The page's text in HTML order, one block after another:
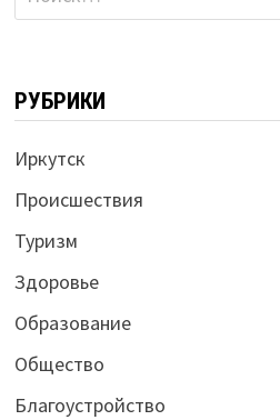
РУБРИКИ
Иркутск
Происшествия
Туризм
Здоровье
Образование
Общество
Благоустройство